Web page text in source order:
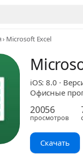
Microsoft Excel
iOS: 8.0 ·
Офисные
20056
просмотров
Скачать